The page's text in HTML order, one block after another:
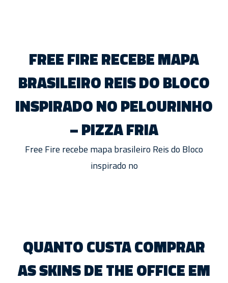
FREE FIRE RECEBE MAPA
BRASILEIRO REIS DO BLOCO
INSPIRADO NO PELOURINHO
– PIZZA FRIA
Free Fire recebe mapa brasileiro Reis do Bloco
inspirado no
QUANTO CUSTA COMPRAR
AS SKINS DE THE OFFICE EM